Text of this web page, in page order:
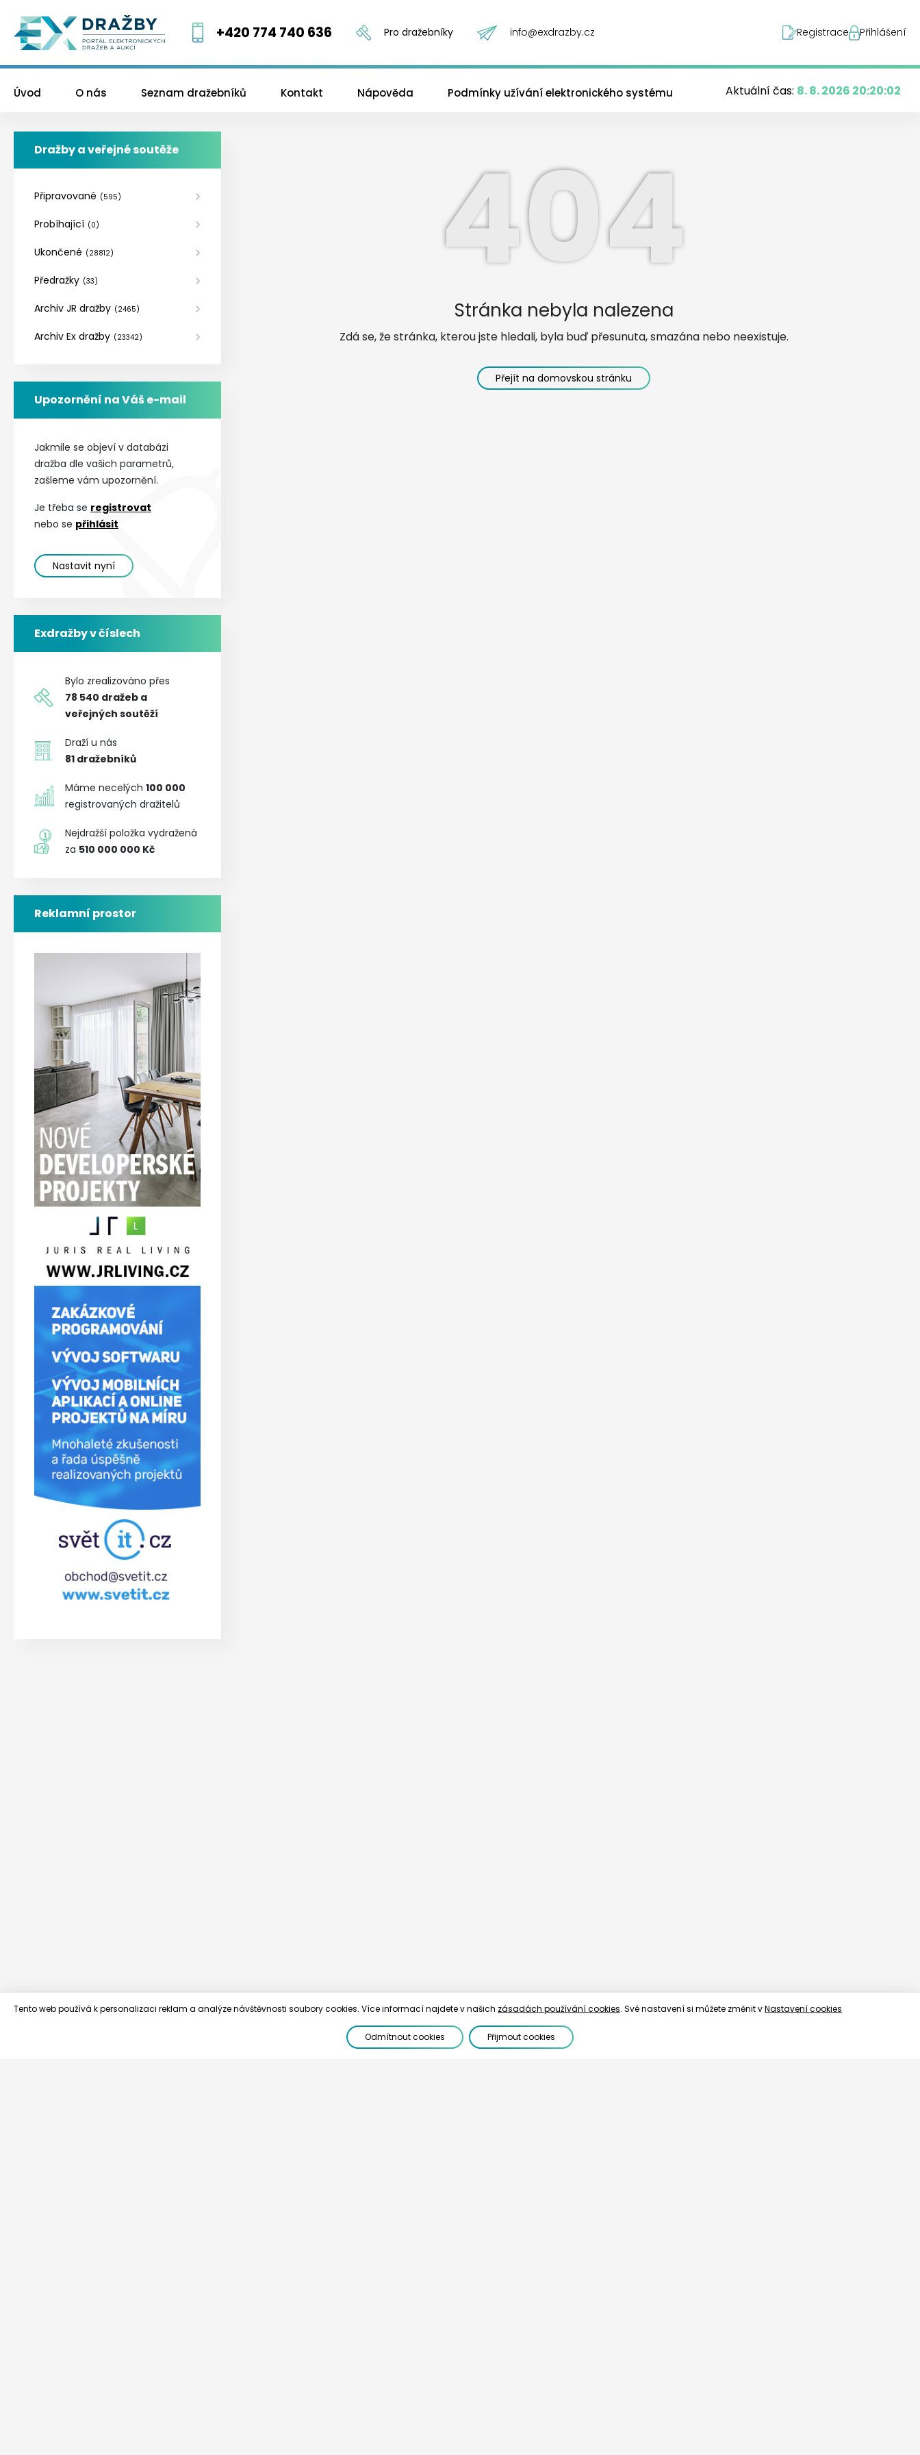
+420 774 740 636 Pro dražebníky info@exdrazby.cz Registrace Přihlášení
Úvod O nás Seznam dražebníků Kontakt Nápověda Podmínky užívání elektronického systému Aktuální čas: 8. 8. 2026 20:20:03
Dražby a veřejné soutěže
Připravované (595)
Probíhající (0)
Ukončené (28812)
Předražky (33)
Archiv JR dražby (2465)
Archiv Ex dražby (23342)
Upozornění na Váš e-mail
Jakmile se objeví v databázi
dražba dle vašich parametrů,
zašleme vám upozornění.
Je třeba se registrovat
nebo se přihlásit
Nastavit nyní
Exdražby v číslech
Bylo zrealizováno přes
78 540 dražeb a
veřejných soutěží
Draží u nás
81 dražebníků
Máme necelých 100 000
registrovaných dražitelů
Nejdražší položka vydražená
za 510 000 000 Kč
Reklamní prostor
404
Stránka nebyla nalezena
Zdá se, že stránka, kterou jste hledali, byla buď přesunuta, smazána nebo neexistuje.
Přejít na domovskou stránku
Tento web používá k personalizaci reklam a analýze návštěvnosti soubory cookies. Více informací najdete v našich zásadách používání cookies. Své nastavení si můžete změnit vNastavení cookies
Odmítnout cookies Přijmout cookies